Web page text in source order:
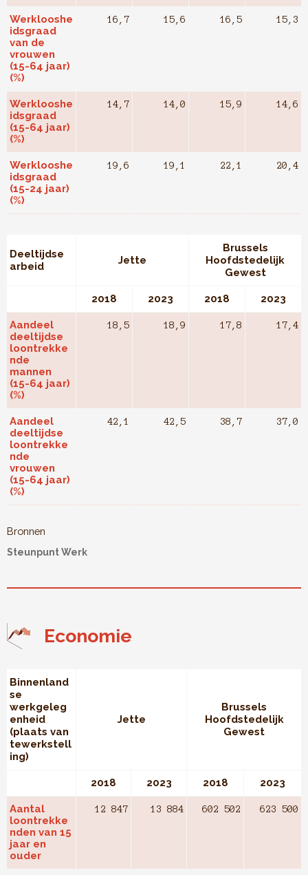
Werklooshe
idsgraad
van de
vrouwen
(15-64 jaar)
(%)
16,7 15,6 16,5 15,3
Werklooshe
idsgraad
(15-64 jaar)
(%)
14,7 14,0 15,9 14,6
Werklooshe
idsgraad
(15-24 jaar)
(%)
19,6 19,1 22,1 20,4
Deeltijdse
arbeid
Jette
Brussels
Hoofdstedelijk
Gewest
2018 2023 2018 2023
Aandeel
deeltijdse
loontrekke
nde
mannen
(15-64 jaar)
(%)
18,5 18,9 17,8 17,4
Aandeel
deeltijdse
loontrekke
nde
vrouwen
(15-64 jaar)
(%)
42,1 42,5 38,7 37,0
Bronnen
Steunpunt Werk
Economie
Binnenland
se
werkgeleg
enheid
(plaats van
tewerkstell
ing)
Jette
Brussels
Hoofdstedelijk
Gewest
2018 2023 2018 2023
Aantal
loontrekke
nden van 15
jaar en
ouder
12 847 13 884 602 502 623 500